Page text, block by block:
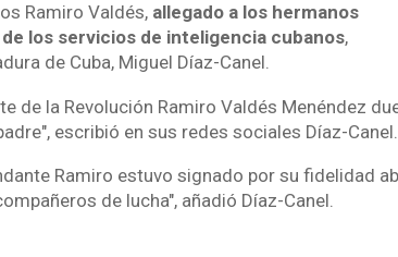
Ramiro Valdés, allegado a los hermanos
los servicios de inteligencia cubanos,
de Cuba, Miguel Díaz-Canel.
de la Revolución Ramiro Valdés Menéndez
escribió en sus redes sociales Díaz-Canel.
Ramiro estuvo signado por su fidelidad
de lucha", añadió Díaz-Canel.